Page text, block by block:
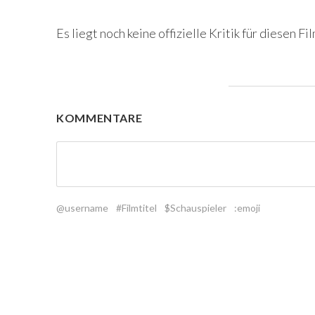
Es liegt noch keine offizielle Kritik für diesen
KOMMENTARE
@username #Filmtitel $Schauspieler :emoji